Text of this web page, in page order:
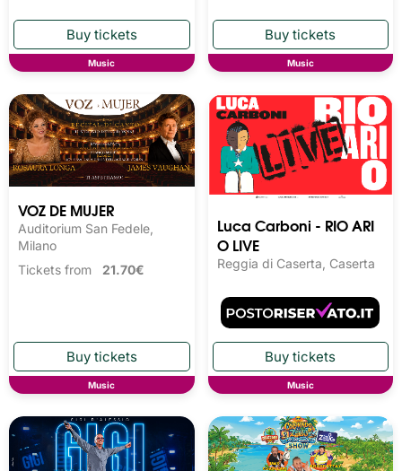
Music Music
VOZ DE MUJER
Auditorium San Fedele,
Milano
Tickets from 21.70€
Music
Luca Carboni - RIO ARI
O LIVE
Reggia di Caserta, Caserta
Music